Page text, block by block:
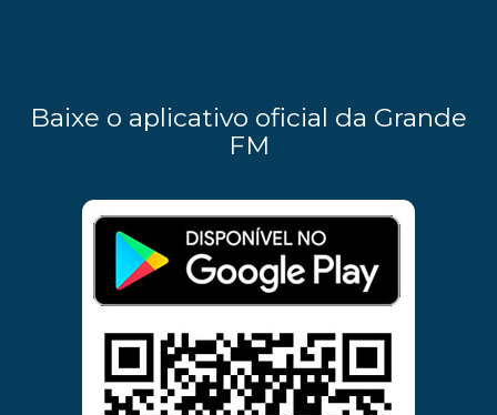
Baixe o aplicativo oficial da Grande
FM